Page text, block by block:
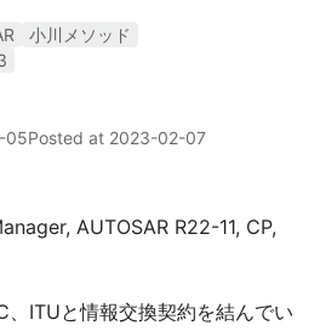
小川メソッド
05Posted at 2023-02-07
AUTOSAR R22-11, CP,
、ITUと情報交換契約を結んでい